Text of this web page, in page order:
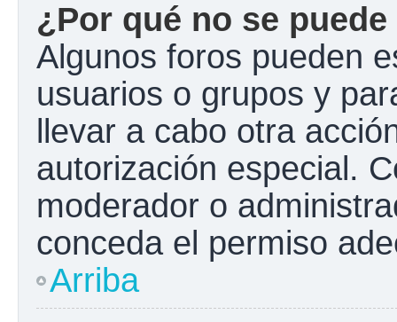
¿Por qué no se
Algunos foros pueden
usuarios o grupos y
llevar a cabo otra
autorización especial.
moderador o
conceda el permiso
Arriba